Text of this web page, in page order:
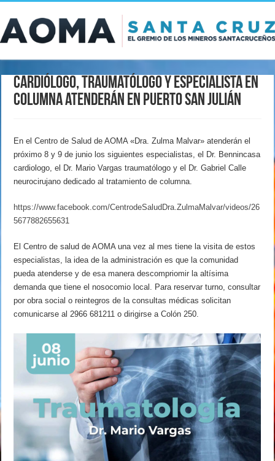
Cardiólogo, traumatólogo y especialista en
columna atenderán en Puerto San Julián
En el Centro de Salud de AOMA «Dra. Zulma Malvar» atenderán el
próximo 8 y 9 de junio los siguientes especialistas, el Dr. Bennincasa
cardiologo, el Dr. Mario Vargas traumatólogo y el Dr. Gabriel Calle
neurocirujano dedicado al tratamiento de columna.
https://www.facebook.com/CentrodeSaludDra.ZulmaMalvar/videos/26
5677882655631
El Centro de salud de AOMA una vez al mes tiene la visita de estos
especialistas, la idea de la administración es que la comunidad
pueda atenderse y de esa manera descompriomir la altísima
demanda que tiene el nosocomio local. Para reservar turno, consultar
por obra social o reintegros de la consultas médicas solicitan
comunicarse al 2966 681211 o dirigirse a Colón 250.